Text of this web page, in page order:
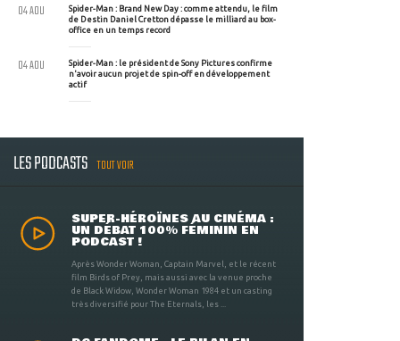
Spider-Man : Brand New Day : comme attendu, le film
de Destin Daniel Cretton dépasse le milliard au box-
office en un temps record
04 AOU
Spider-Man : le président de Sony Pictures confirme
n'avoir aucun projet de spin-off en développement
actif
04 AOU
LES PODCASTS TOUT VOIR
SUPER-HÉROÏNES AU CINÉMA :
UN DÉBAT 100% FÉMININ EN
PODCAST !
Après Wonder Woman, Captain Marvel, et le récent
film Birds of Prey, mais aussi avec la venue proche
de Black Widow, Wonder Woman 1984 et un casting
très diversifié pour The Eternals, les ...